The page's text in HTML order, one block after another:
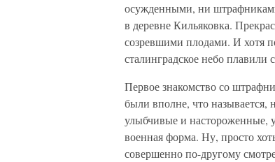
осужденными, ни
в деревне Кильяковка.
созревшими плодами. И хотя
сталинградское небо
Первое знакомство со
были вполне, что
улыбчивые и настороженные,
военная форма. Ну, просто
совершенно по-другому